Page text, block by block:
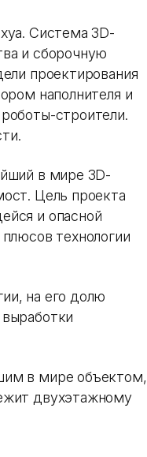
Система 3D-
и сборочную
проектирования
наполнителя и
строители.
в мире 3D-
Цель проекта
и опасной
технологии
на его долю
в мире объектом,
двухэтажному